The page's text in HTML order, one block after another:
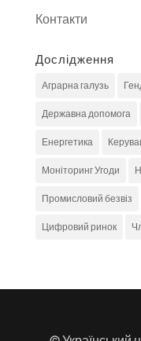
Контакти
Дослідження
Аграрна галузь
Державна допомога
Енергетика
Моніторинг Угоди
Промисловий безвіз
Цифровий ринок